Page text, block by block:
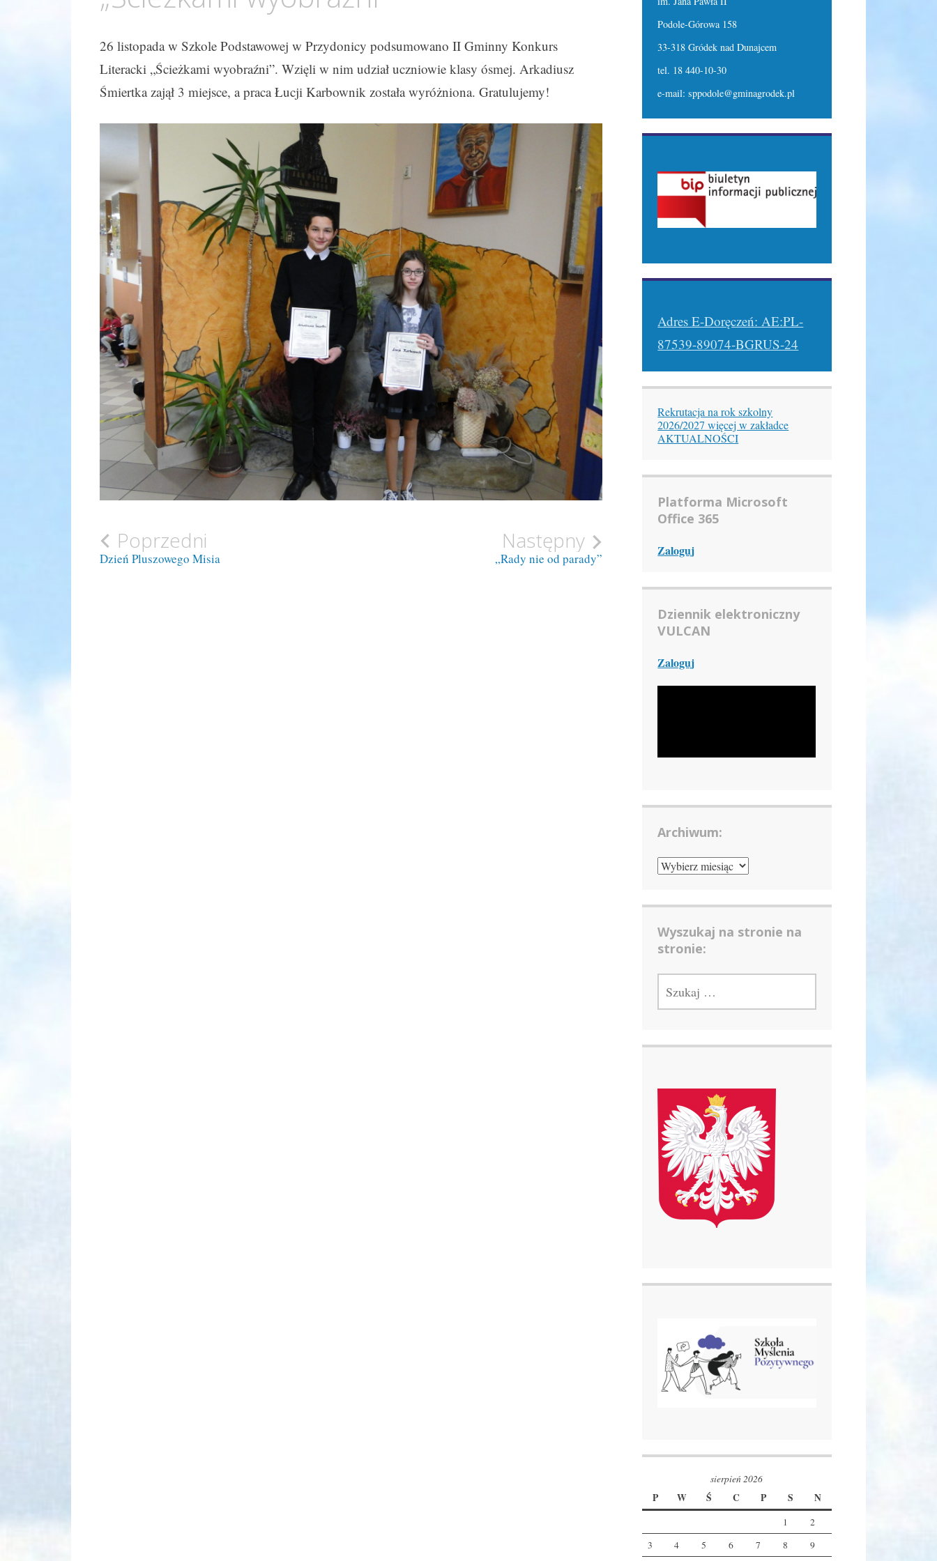
26 listopada w Szkole Podstawowej w Przydonicy podsumowano II Gminny Konkurs
Literacki „Ścieżkami wyobraźni”. Wzięli w nim udział uczniowie klasy ósmej. Arkadiusz
Śmiertka zajął 3 miejsce, a praca Łucji Karbownik została wyróżniona. Gratulujemy!
Zobacz
Poprzedni
Dzień Pluszowego Misia
Następny
„Rady nie od parady”
Podole-Górowa 158
33-318 Gródek nad Dunajcem
tel. 18 440-10-30
e-mail: sppodole@gminagrodek.pl
Adres E-Doręczeń: AE:PL-
87539-89074-BGRUS-24
Rekrutacja na rok szkolny
2026/2027 więcej w zakładce
AKTUALNOŚCI
Platforma Microsoft
Office 365
Zaloguj
Dziennik elektroniczny
VULCAN
Zaloguj
Archiwum:
ARCHIWUM:
Wyszukaj na stronie na
stronie:
SZUKAJ:
sierpień 2026
P W Ś C P S N
1
2
3
4 5 6 7 8 9